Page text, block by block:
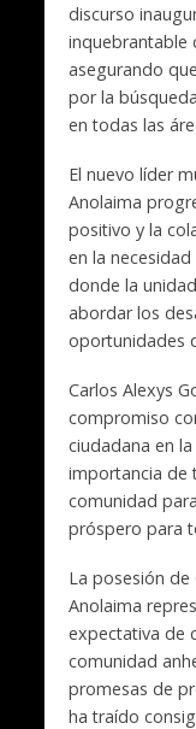
discurso
inquebrantable
asegurando
por la
en todas las
El nuevo líder
Anolaima
positivo y la
en la
donde la
abordar los
oportunidades
Carlos Alexys
compromiso
ciudadana en
importancia de
comunidad
próspero para
La posesión de
Anolaima
expectativa de
comunidad
promesas de
ha traído